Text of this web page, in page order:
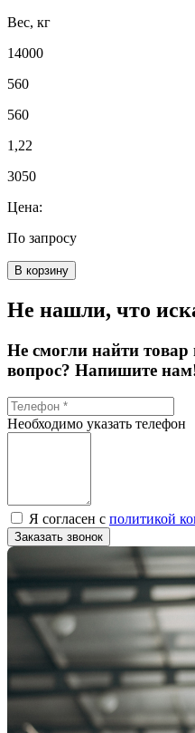
Вес, кг
14000
560
560
1,22
3050
Цена:
По запросу
В корзину
Не нашли, что
Не смогли найти товар
вопрос? Напишите
Необходимо указать телефон
Я согласен с политикой
Заказать звонок